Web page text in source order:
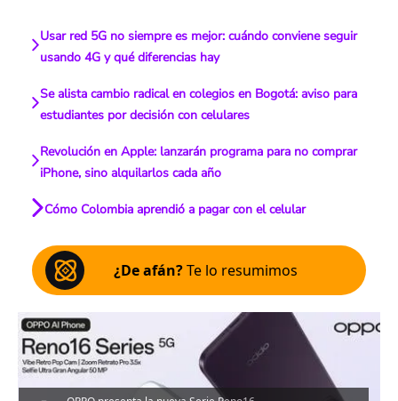
Usar red 5G no siempre es mejor: cuándo conviene seguir
usando 4G y qué diferencias hay
Se alista cambio radical en colegios en Bogotá: aviso para
estudiantes por decisión con celulares
Revolución en Apple: lanzarán programa para no comprar
iPhone, sino alquilarlos cada año
Cómo Colombia aprendió a pagar con el celular
¿De afán?Te lo resumimos